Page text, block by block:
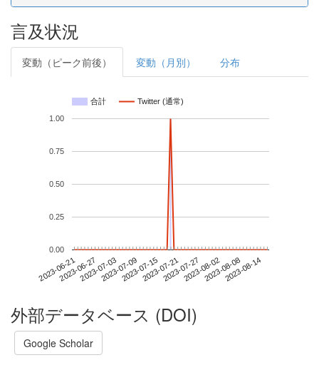
言及状況
変動（ピーク前後） 変動（月別） 分布
合計 Twitter (通常)
2023-06-212023-06-272023-07-032023-07-092023-07-152023-07-212023-07-272023-08-022023-08-082023-08-14
0.00
0.25
0.50
0.75
1.00
外部データベース (DOI)
Google Scholar